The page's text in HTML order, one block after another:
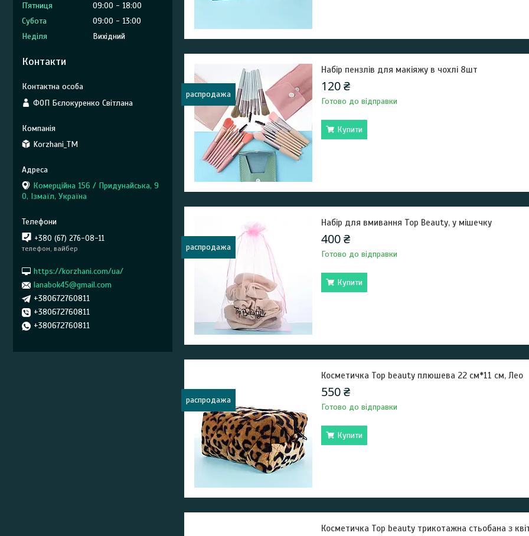
распродажа
Набір пензлів для макіяжу в чохлі 8шт
120 ₴
Готово до відправки
Купити
распродажа
Набір для вмивання Top Beauty, у мішечку
400 ₴
Готово до відправки
Купити
распродажа
Косметичка Top beauty плюшева 22 см*11 см, Лео
550 ₴
Готово до відправки
Купити
Косметичка Top beauty трикотажна стьобана з
Пʼятниця
09:00
18:00
Субота
09:00
13:00
Неділя
Вихідний
Контакти
ФОП Бєлокуренко Світлана
Korzhani_TM
Комерційна 156 / Придунайська, 9
0, Ізмаїл, Україна
+380 (67) 276-08-11
телефон, вайбер
https://korzhani.com/ua/
lanabok45@gmail.com
+380672760811
+380672760811
+380672760811